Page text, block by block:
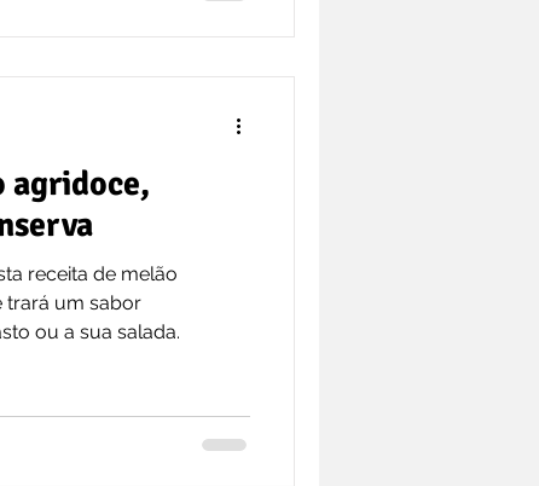
agridoce,
receita de melão
trará um sabor
ou a sua salada.